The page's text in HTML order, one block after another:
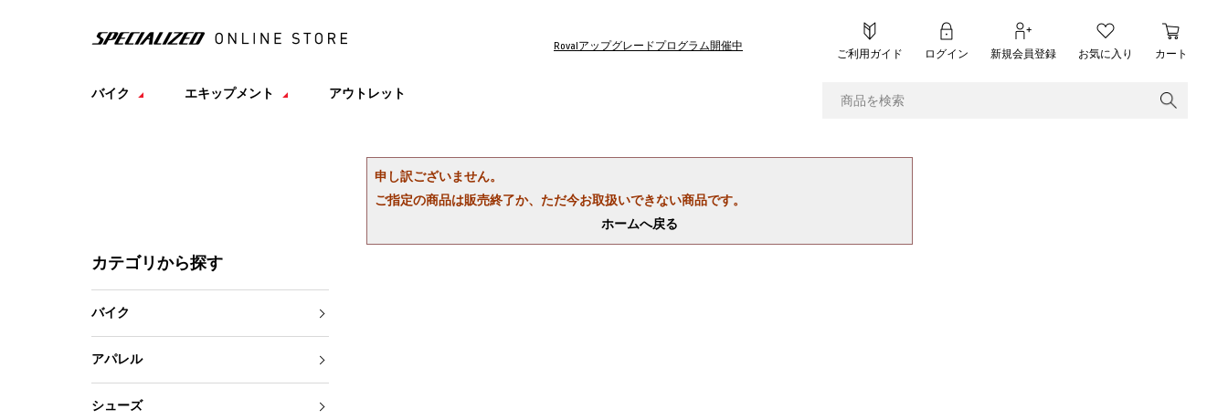
Rovalアップグレードプログラム開催中
ご利用ガイド ログイン 新規会員登録 お気に入り カート
バイク エキップメント アウトレット
申し訳ございません。
ご指定の商品は販売終了か、ただ今お取扱いできない商品です。
ホームへ戻る
カテゴリから探す
バイク
アパレル
シューズ